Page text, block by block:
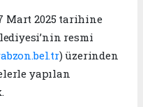
Mart 2025 tarihine
resmi
) üzerinden
yapılan